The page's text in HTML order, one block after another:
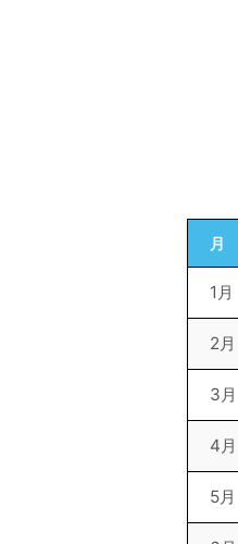
月
1月
2月
3月
4月
5月